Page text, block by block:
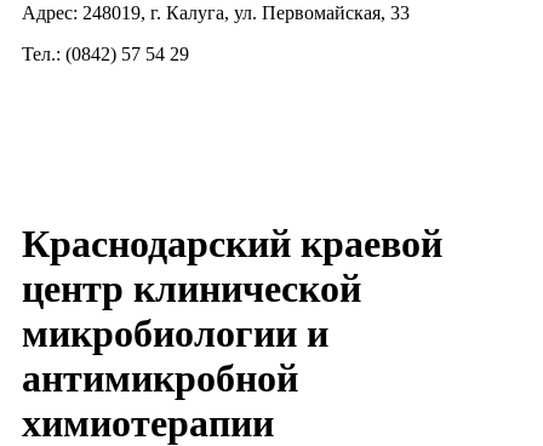
Адрес: 248019, г. Калуга, ул. Первомайская, 33
Тел.: (0842) 57 54 29
Краснодарский краевой
центр клинической
микробиологии и
антимикробной
химиотерапии